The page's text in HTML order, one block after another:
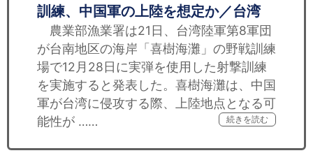
訓練、中国軍の上陸を想定か／台湾
農業部漁業署は21日、台湾陸軍第8軍団
が台南地区の海岸「喜樹海灘」の野戦訓練
場で12月28日に実弾を使用した射撃訓練
を実施すると発表した。喜樹海灘は、中国
軍が台湾に侵攻する際、上陸地点となる可
能性が ……
続きを読む